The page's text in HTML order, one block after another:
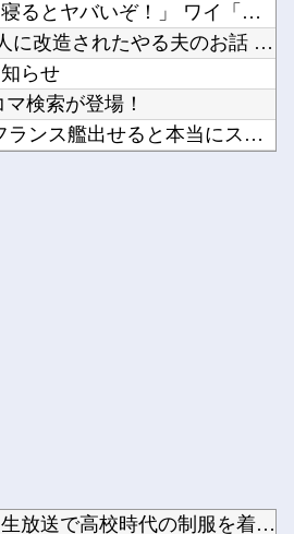
敵「扇風機を当てて寝るとヤバいぞ！」 ワイ「大丈夫やろｗｗｗ...
悪の組織にち●ぽ怪人に改造されたやる夫のお話 第3話
らせ
検索が登場！
【艦これ】 E5までフランス艦出せると本当にスゴいよね
斗、中堅UZR 8.2時点【 11....
【画像】女子アナ、生放送で高校時代の制服を着てしまうｗｗｗｗ...